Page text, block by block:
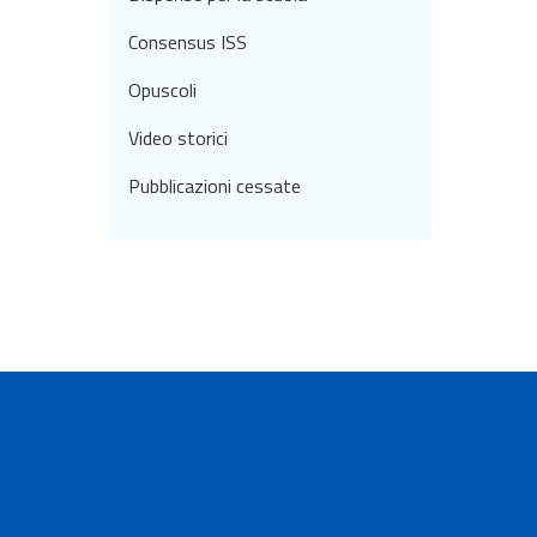
Consensus ISS
Opuscoli
Video storici
Pubblicazioni cessate